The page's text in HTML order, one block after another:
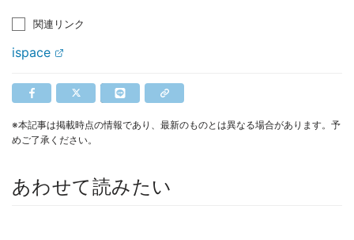
関連リンク
ispace
※本記事は掲載時点の情報であり、最新のものとは異なる場合があります。予
めご了承ください。
あわせて読みたい